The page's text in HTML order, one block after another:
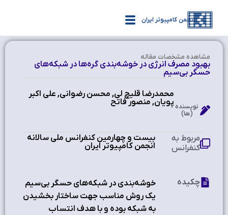
انجمن کامپیوتر ایران
مشاهده‌ مشخصات مقاله
بهبود مصرف انرژي در خوشه‌بندي گره‌ها در شبکه‌‌هاي
حسگر بي‌سيم
محمدرضا قلیچ لی, محسن رضوانی, علی اکبر
پویان, منصور فاتح نویسنده
(ها)
بیست و چهارمین کنفرانس ملی سالانه
انجمن کامپیوتر ایران
مربوط به
کنفرانس
خوشه‌بندي در شبکه‌هاي حسگر بي‌سيم
يک روش مناسب جهت ساختار بخشيدن
به شبکه بوده و با هدف انتساب
چکیده